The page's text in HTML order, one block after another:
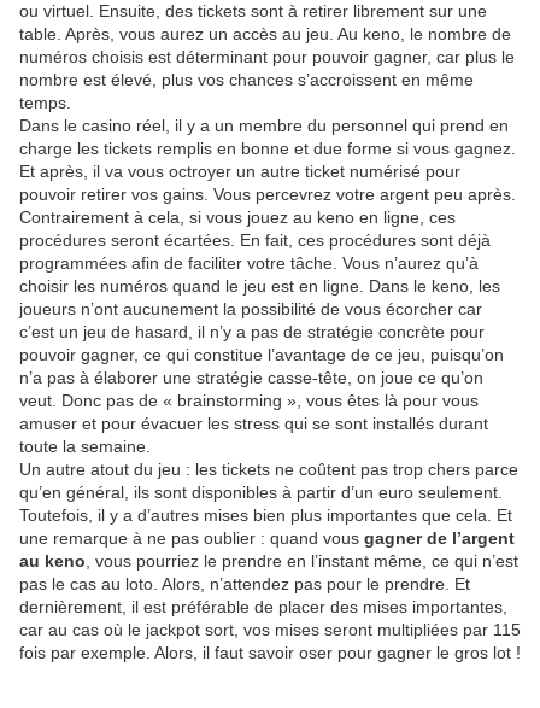
ou virtuel. Ensuite, des tickets sont à retirer librement sur une
table. Après, vous aurez un accès au jeu. Au keno, le nombre de
numéros choisis est déterminant pour pouvoir gagner, car plus le
nombre est élevé, plus vos chances s’accroissent en même
temps.
Dans le casino réel, il y a un membre du personnel qui prend en
charge les tickets remplis en bonne et due forme si vous gagnez.
Et après, il va vous octroyer un autre ticket numérisé pour
pouvoir retirer vos gains. Vous percevrez votre argent peu après.
Contrairement à cela, si vous jouez au keno en ligne, ces
procédures seront écartées. En fait, ces procédures sont déjà
programmées afin de faciliter votre tâche. Vous n’aurez qu’à
choisir les numéros quand le jeu est en ligne. Dans le keno, les
joueurs n’ont aucunement la possibilité de vous écorcher car
c’est un jeu de hasard, il n’y a pas de stratégie concrète pour
pouvoir gagner, ce qui constitue l’avantage de ce jeu, puisqu’on
n’a pas à élaborer une stratégie casse-tête, on joue ce qu’on
veut. Donc pas de « brainstorming », vous êtes là pour vous
amuser et pour évacuer les stress qui se sont installés durant
toute la semaine.
Un autre atout du jeu : les tickets ne coûtent pas trop chers parce
qu’en général, ils sont disponibles à partir d’un euro seulement.
Toutefois, il y a d’autres mises bien plus importantes que cela. Et
une remarque à ne pas oublier : quand vous gagner de l’argent
au keno , vous pourriez le prendre en l’instant même, ce qui n’est
pas le cas au loto. Alors, n’attendez pas pour le prendre. Et
dernièrement, il est préférable de placer des mises importantes,
car au cas où le jackpot sort, vos mises seront multipliées par 115
fois par exemple. Alors, il faut savoir oser pour gagner le gros lot !